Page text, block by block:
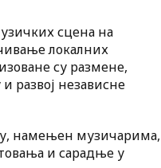
сцена на
локалних
су размене,
развој независне
намењен музичарима,
и сарадње у